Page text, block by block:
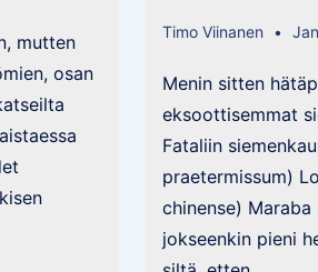
mutten
osan
Timo Viinanen
Menin sitten
eksoottisemmat
Fataliin
praetermissum)
chinense)
jokseenkin pieni